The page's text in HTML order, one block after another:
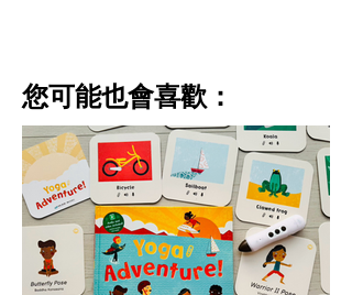
​您可能也會喜歡：